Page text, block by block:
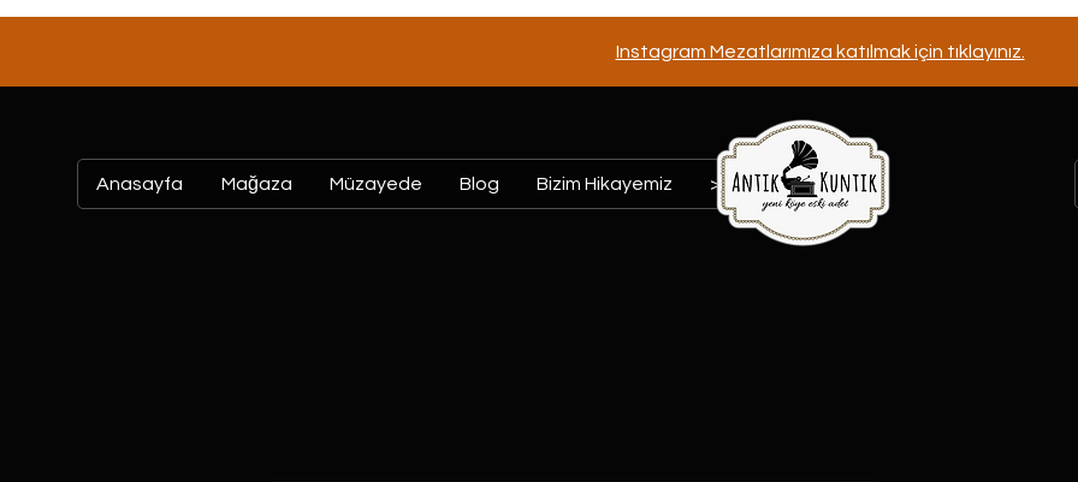
Instagram Mezatlarımıza katılmak için tıklayınız.
Anasayfa Mağaza Müzayede Blog Bizim Hikayemiz >>>